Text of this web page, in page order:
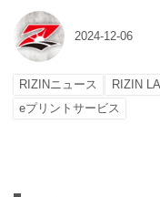
2024-12-06
RIZINニュース RIZIN
eプリントサービス